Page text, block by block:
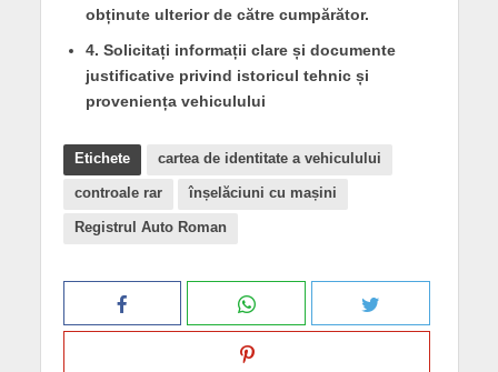
obținute ulterior de către cumpărător.
4. Solicitați informații clare și documente
justificativeprivind istoricul tehnic și
proveniența vehiculului
Etichete cartea de identitate a vehiculului
controale rar înșelăciuni cu mașini
Registrul Auto Roman